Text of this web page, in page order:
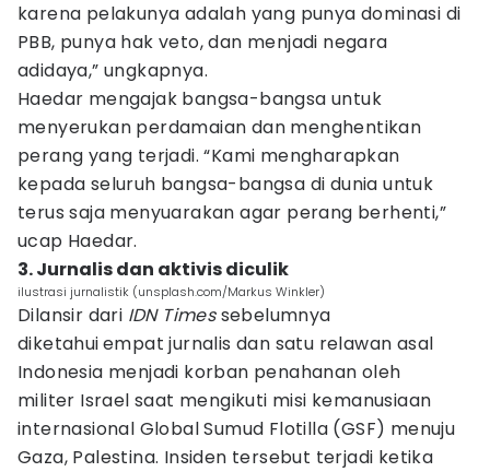
karena pelakunya adalah yang punya dominasi di
PBB, punya hak veto, dan menjadi negara
adidaya,” ungkapnya.
Haedar mengajak bangsa-bangsa untuk
menyerukan perdamaian dan menghentikan
perang yang terjadi. “Kami mengharapkan
kepada seluruh bangsa-bangsa di dunia untuk
terus saja menyuarakan agar perang berhenti,”
ucap Haedar.
3. Jurnalis dan aktivis diculik
ilustrasi jurnalistik (unsplash.com/Markus Winkler)
Dilansir dari IDN Timessebelumnya
diketahuiempat jurnalis dan satu relawan asal
Indonesia menjadi korban penahanan oleh
militer Israel saat mengikuti misi kemanusiaan
internasional Global Sumud Flotilla (GSF) menuju
Gaza, Palestina. Insiden tersebut terjadi ketika